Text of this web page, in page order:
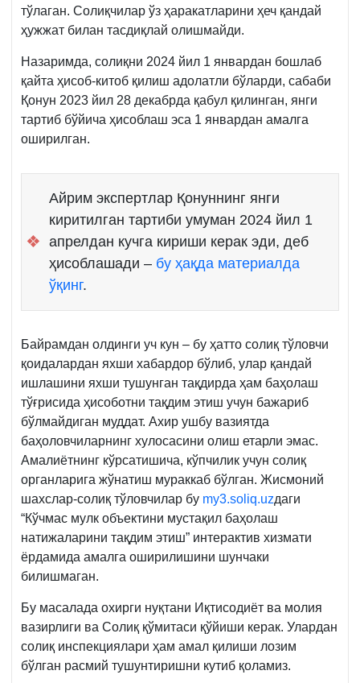
тўлаган. Солиқчилар ўз ҳаракатларини ҳеч қандай
ҳужжат билан тасдиқлай олишмайди.
Назаримда, солиқни 2024 йил 1 январдан бошлаб
қайта ҳисоб-китоб қилиш адолатли бўларди, сабаби
Қонун 2023 йил 28 декабрда қабул қилинган, янги
тартиб бўйича ҳисоблаш эса 1 январдан амалга
оширилган.
❖
Айрим экспертлар Қонуннинг янги
киритилган тартиби умуман 2024 йил 1
апрелдан кучга кириши керак эди, деб
ҳисоблашади – бу ҳақда материалда
ўқинг.
Байрамдан олдинги уч кун – бу ҳатто солиқ тўловчи
қоидалардан яхши хабардор бўлиб, улар қандай
ишлашини яхши тушунган тақдирда ҳам баҳолаш
тўғрисида ҳисоботни тақдим этиш учун бажариб
бўлмайдиган муддат. Ахир ушбу вазиятда
баҳоловчиларнинг хулосасини олиш етарли эмас.
Амалиётнинг кўрсатишича, кўпчилик учун солиқ
органларига жўнатиш мураккаб бўлган. Жисмоний
шахслар-солиқ тўловчилар бу my3.soliq.uzдаги
“Кўчмас мулк объектини мустақил баҳолаш
натижаларини тақдим этиш” интерактив хизмати
ёрдамида амалга оширилишини шунчаки
билишмаган.
Бу масалада охирги нуқтани Иқтисодиёт ва молия
вазирлиги ва Солиқ қўмитаси қўйиши керак. Улардан
солиқ инспекциялари ҳам амал қилиши лозим
бўлган расмий тушунтиришни кутиб қоламиз.